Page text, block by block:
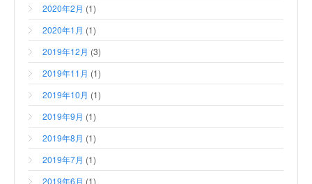
2020年2月 (1)
2020年1月 (1)
2019年12月 (3)
2019年11月 (1)
2019年10月 (1)
2019年9月 (1)
2019年8月 (1)
2019年7月 (1)
2019年6月 (1)